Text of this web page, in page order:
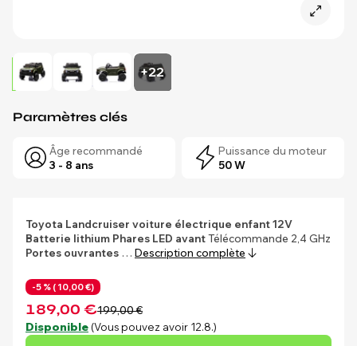
+22
Paramètres clés
Âge recommandé
3 - 8 ans
Puissance du moteur
50 W
Toyota Landcruiser voiture électrique enfant 12V
Batterie lithium Phares LED avantTélécommande 2,4 GHz
Portes ouvrantes … Description complète
-5 % ( 10,00 €)
189,00 €199,00 €
Disponible (Vous pouvez avoir 12.8.)